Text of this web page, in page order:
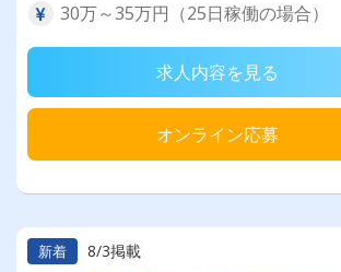
30万～35万円（25日稼働の場合）
求人内容を見る
オンライン応募
新着 8/3掲載